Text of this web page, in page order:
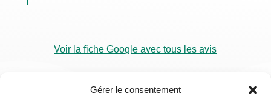
Gérer le consentement
Voir la fiche Google avec tous les avis